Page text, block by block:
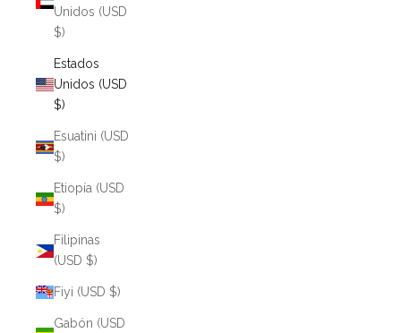
Unidos (USD
$)
Estados
Unidos (USD
$)
Esuatini (USD
$)
Etiopía (USD
$)
Filipinas
(USD $)
Fiyi (USD $)
Gabón (USD